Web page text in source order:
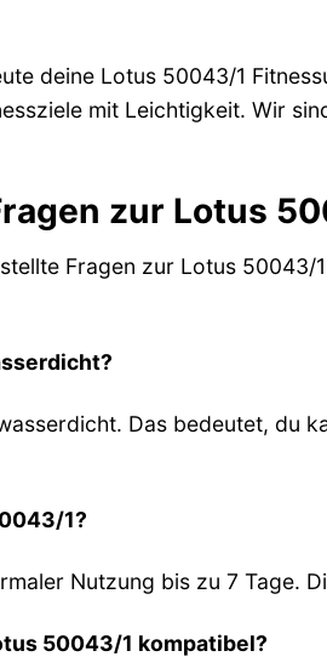
deine Lotus 50043/1
mit Leichtigkeit. Wir
zur Lotus
Fragen zur Lotus 50043/
Das bedeutet, du
1?
Nutzung bis zu 7 Tage.
50043/1 kompatibel?